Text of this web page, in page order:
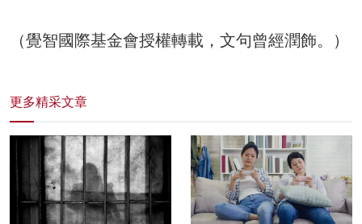
（覺智國際基金會授權轉載，文句曾經潤飾。）
更多精采文章